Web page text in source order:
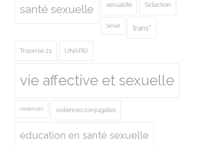
santé sexuelle sexualité Sidaction
Sénat trans*
Trisomie 21 UNAPEI
vie affective et sexuelle
violences violences conjugales
éducation en santé sexuelle